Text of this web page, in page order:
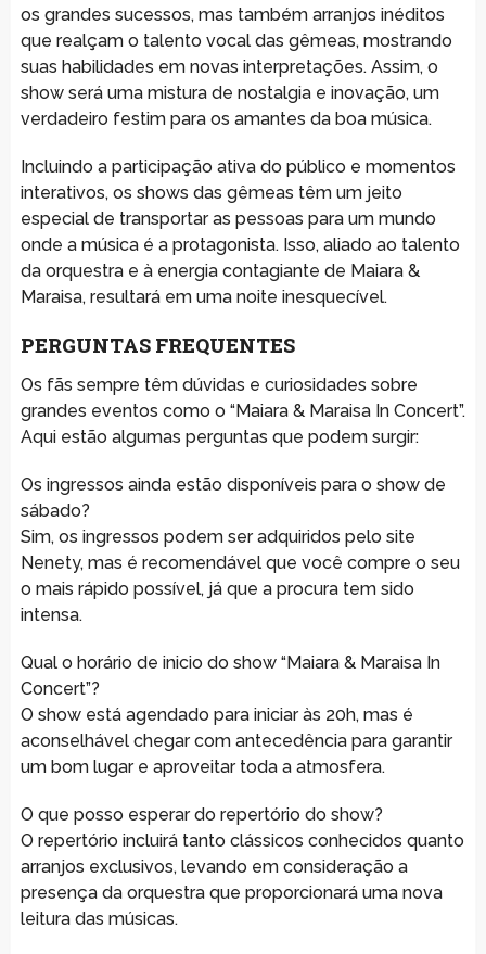
os grandes sucessos, mas também arranjos inéditos
que realçam o talento vocal das gêmeas, mostrando
suas habilidades em novas interpretações. Assim, o
show será uma mistura de nostalgia e inovação, um
verdadeiro festim para os amantes da boa música.
Incluindo a participação ativa do público e momentos
interativos, os shows das gêmeas têm um jeito
especial de transportar as pessoas para um mundo
onde a música é a protagonista. Isso, aliado ao talento
da orquestra e à energia contagiante de Maiara &
Maraisa, resultará em uma noite inesquecível.
PERGUNTAS FREQUENTES
Os fãs sempre têm dúvidas e curiosidades sobre
grandes eventos como o “Maiara & Maraisa In Concert”.
Aqui estão algumas perguntas que podem surgir:
Os ingressos ainda estão disponíveis para o show de
sábado?
Sim, os ingressos podem ser adquiridos pelo site
Nenety, mas é recomendável que você compre o seu
o mais rápido possível, já que a procura tem sido
intensa.
Qual o horário de inicio do show “Maiara & Maraisa In
Concert”?
O show está agendado para iniciar às 20h, mas é
aconselhável chegar com antecedência para garantir
um bom lugar e aproveitar toda a atmosfera.
O que posso esperar do repertório do show?
O repertório incluirá tanto clássicos conhecidos quanto
arranjos exclusivos, levando em consideração a
presença da orquestra que proporcionará uma nova
leitura das músicas.